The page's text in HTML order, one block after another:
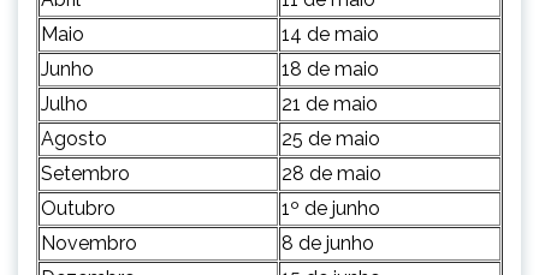
Maio
14 de maio
Junho
18 de maio
Julho
21 de maio
Agosto
25 de maio
Setembro
28 de maio
Outubro
1º de junho
Novembro
8 de junho